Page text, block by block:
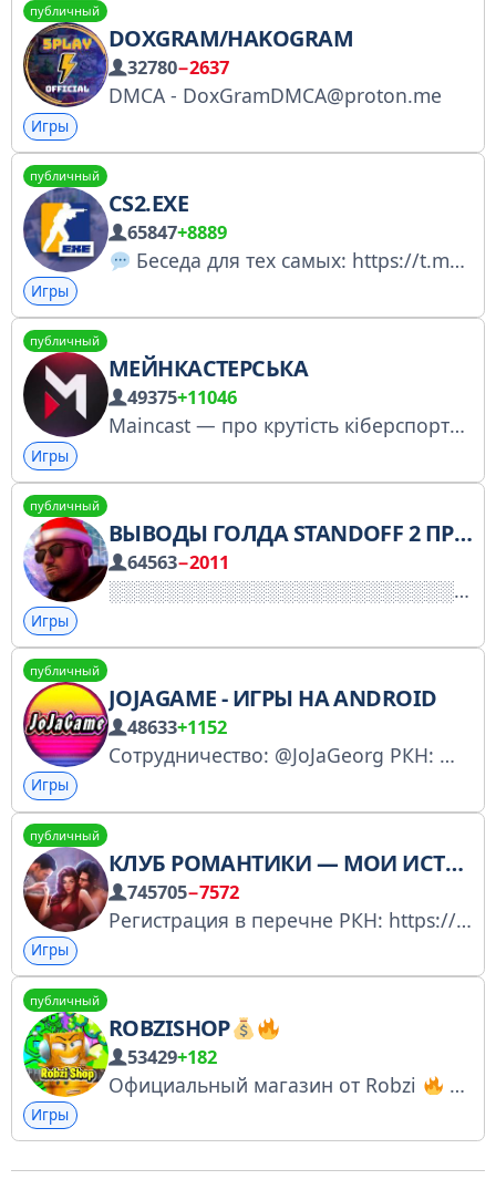
публичный
DOXGRAM/HAKOGRAM
32780−2637
DMCA - DoxGramDMCA@proton.me
Игры
публичный
CS2.EXE
65847+8889
Беседа для тех самых: https://t.me/cs2exe_chat
Игры
публичный
МЕЙНКАСТЕРСЬКА
49375+11046
Maincast — про крутість кіберспорту, яка виходить за рамки звичайних трансляцій. Офіційний бродкастер турнірів з таких популярних дисциплін, як Dota 2, CS2, Valorant та інших. — #Розклад - головні події тижня, які не можна пропустити
Игры
публичный
ВЫВОДЫ ГОЛДА STANDOFF 2 ПРОМОКОДЫ
64563−2011
Игры
публичный
JOJAGAME - ИГРЫ НА ANDROID
48633+1152
Сотрудничество: @JoJaGeorg РКН: № 079771 Добро пожаловать на канал JoJaGame, в котором мы постим бесплатные игры для Android-сматрфонов, взятые из открытых источников!
Игры
публичный
КЛУБ РОМАНТИКИ — МОИ ИСТОРИИ
745705−7572
Регистрация в перечне РКН: https://gosuslugi.ru/snet/67976235b0db9a5cd340d4ad
Игры
публичный
ROBZISHOP
53429+182
Официальный магазин от Robzi
Игры